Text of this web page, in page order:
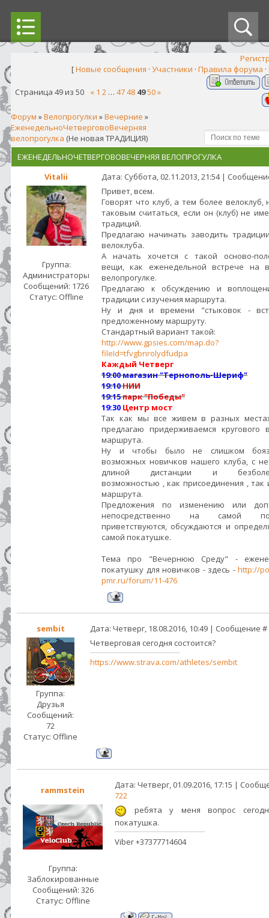
[Новые сообщения · Участники · Правила форума ·
Страница 49из 50 « 1 2 … 4748 4950»
Форум »Велопрогулки »Вечерние »
ЕженедельноЧетверговоВечерняя
велопрогулка (Не новая ТРАДИЦИЯ)
ЕЖЕНЕДЕЛЬНОЧЕТВЕРГОВОВЕЧЕРНЯЯ ВЕЛОПРОГУЛКА
Vitalii
Дата: Суббота, 02.11.2013, 21:54 |
Группа:
Администраторы
Сообщений: 1726
Статус: Offline
Привет, всем.
Говорят что клуб, а тем более велоклуб,
таковым считаться, если он (клуб) не
традиций.
Предлагаю начинать заводить
велоклуба.
А начать хочется с такой осново-
вещи, как еженедельной встрече на
велопрогулке.
Предлагаю к обсуждению и
традиции с изучения маршрута.
Ну и дня и времени "стыковок -
предложенному маршруту.
Стандартный вариант такой:
http://www.gpsies.com/map.do?
fileId=tfvgbnrolydfudpa
Каждый Четверг
19:00магазин "Тернополь-Шериф"
19:10НИИ
19:15парк "Победы"
19:30 Центр мост
Так как мы все живем в разных
предлагаю придерживаемся кругового
маршрута.
Ну и чтобы было не слишком
возможных новичков нашего клуба, с
длиной дистанции и
возможностью , как присоединения , так
маршрута.
Предложения по изменению или
непосредственно на самой
приветствуются, обсуждаются и
самой покатушке.
Тема про "Вечернюю Среду" -
покатушку для новичков - здесь - http://
pmr.ru/forum/11-476
sembit Дата: Четверг, 18.08.2016, 10:49 | Сообщение #
Группа:
Друзья
Сообщений:
72
Статус: Offline
Четверговая сегодня состоится?
https://www.strava.com/athletes/sembit
rammstein
Дата: Четверг, 01.09.2016, 17:15 |
722
Группа:
Заблокированные
Сообщений: 326
Статус: Offline
ребята у меня вопрос
покатушка.
Viber +37377714604